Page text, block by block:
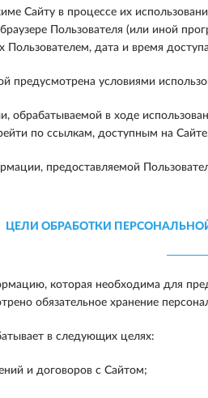
Сайту в процессе их
Пользователя (или иной
Пользователем, дата и время
предусмотрена условиями
в ходе
по ссылкам, доступным на
предоставляемой
ЦЕЛИ ОБРАБОТКИ
которая необходима для
обязательное хранение
в следующих целях:
и договоров с Сайтом;